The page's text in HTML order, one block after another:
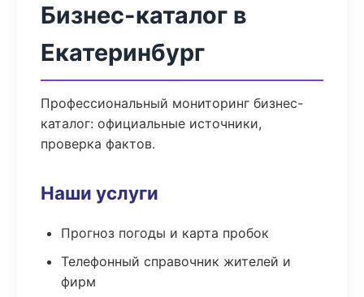
Бизнес-каталог в
Екатеринбург
Профессиональный мониторинг бизнес-
каталог: официальные источники,
проверка фактов.
Наши услуги
Прогноз погоды и карта пробок
Телефонный справочник жителей и
фирм